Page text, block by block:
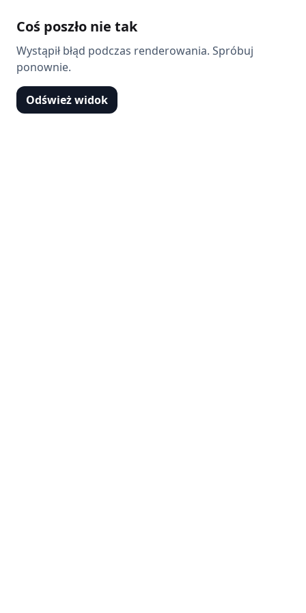
Coś poszło nie tak
Wystąpił błąd podczas renderowania. Spróbuj
ponownie.
Odśwież widok